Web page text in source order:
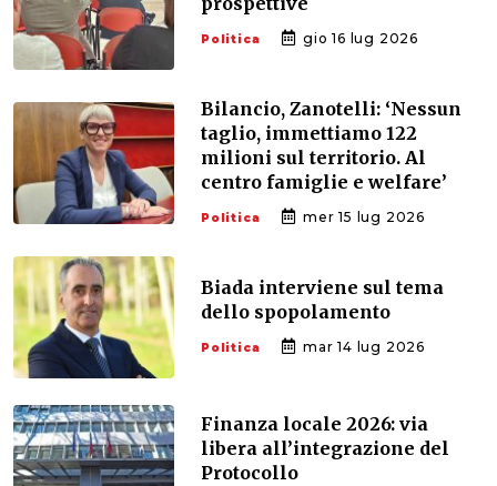
Politica gio 16 lug 2026
Bilancio, Zanotelli: ‘Nessun
taglio, immettiamo 122
milioni sul territorio. Al
centro famiglie e welfare’
Politica mer 15 lug 2026
Biada interviene sul tema
dello spopolamento
Politica mar 14 lug 2026
Finanza locale 2026: via
libera all’integrazione del
Protocollo